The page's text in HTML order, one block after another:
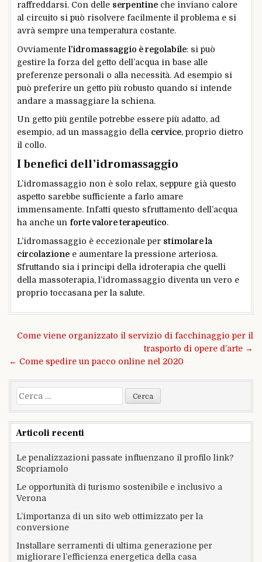
raffreddarsi. Con delle serpentine che inviano calore
al circuito si può risolvere facilmente il problema e si
avrà sempre una temperatura costante.
Ovviamente l’idromassaggio è regolabile: si può
gestire la forza del getto dell’acqua in base alle
preferenze personali o alla necessità. Ad esempio si
può preferire un getto più robusto quando si intende
andare a massaggiare la schiena.
Un getto più gentile potrebbe essere più adatto, ad
esempio, ad un massaggio della cervice, proprio dietro
il collo.
I benefici dell’idromassaggio
L’idromassaggio non è solo relax, seppure già questo
aspetto sarebbe sufficiente a farlo amare
immensamente. Infatti questo sfruttamento dell’acqua
ha anche un forte valore terapeutico.
L’idromassaggio è eccezionale per stimolare la
circolazione e aumentare la pressione arteriosa.
Sfruttando sia i principi della idroterapia che quelli
della massoterapia, l’idromassaggio diventa un vero e
proprio toccasana per la salute.
Navigazione
Come viene organizzato il servizio di facchinaggio per il
trasporto di opere d’arte →
← Come spedire un pacco online nel 2020
Ricerca
per:
Articoli recenti
Le penalizzazioni passate influenzano il profilo link?
Scopriamolo
Le opportunità di turismo sostenibile e inclusivo a
Verona
L’importanza di un sito web ottimizzato per la
conversione
Installare serramenti di ultima generazione per
migliorare l’efficienza energetica della casa